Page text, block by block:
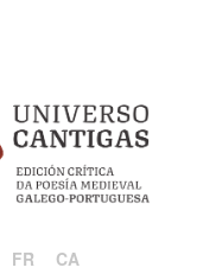
FR CA